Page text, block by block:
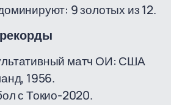
9 золотых из 12.
матч ОИ: США
1956.
с Токио-2020.